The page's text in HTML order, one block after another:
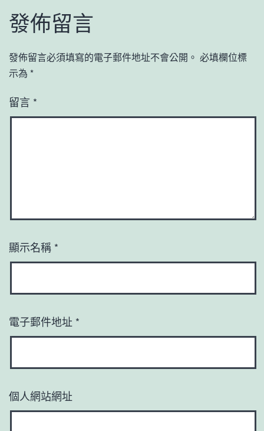
發佈留言
發佈留言必須填寫的電子郵件地址不會公開。 必填欄位標
示為 *
留言 *
顯示名稱 *
電子郵件地址 *
個人網站網址